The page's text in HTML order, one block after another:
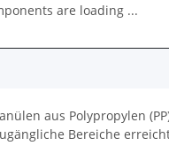
are loading ...
aus Polypropylen
Bereiche